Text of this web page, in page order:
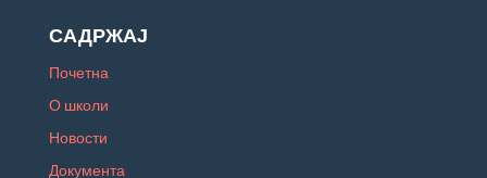
САДРЖАЈ
Почетна
О школи
Новости
Документа